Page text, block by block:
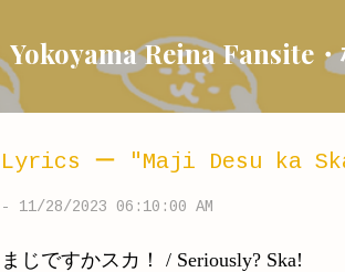
Yokoyama Reina Fansite
Lyrics ー "Maji Desu ka
- 11/28/2023 06:10:00 AM
まじですかスカ！ / Seriously? Ska!